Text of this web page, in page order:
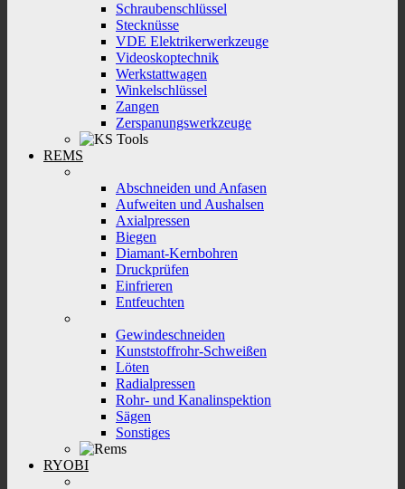
Schraubenschlüssel
Stecknüsse
VDE Elektrikerwerkzeuge
Videoskoptechnik
Werkstattwagen
Winkelschlüssel
Zangen
Zerspanungswerkzeuge
REMS
Abschneiden und Anfasen
Aufweiten und Aushalsen
Axialpressen
Biegen
Diamant-Kernbohren
Druckprüfen
Einfrieren
Entfeuchten
Gewindeschneiden
Kunststoffrohr-Schweißen
Löten
Radialpressen
Rohr- und Kanalinspektion
Sägen
Sonstiges
RYOBI